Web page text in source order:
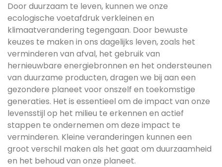
Door duurzaam te leven, kunnen we onze
ecologische voetafdruk verkleinen en
klimaatverandering tegengaan. Door bewuste
keuzes te maken in ons dagelijks leven, zoals het
verminderen van afval, het gebruik van
hernieuwbare energiebronnen en het ondersteunen
van duurzame producten, dragen we bij aan een
gezondere planeet voor onszelf en toekomstige
generaties. Het is essentieel om de impact van onze
levensstijl op het milieu te erkennen en actief
stappen te ondernemen om deze impact te
verminderen. Kleine veranderingen kunnen een
groot verschil maken als het gaat om duurzaamheid
en het behoud van onze planeet.